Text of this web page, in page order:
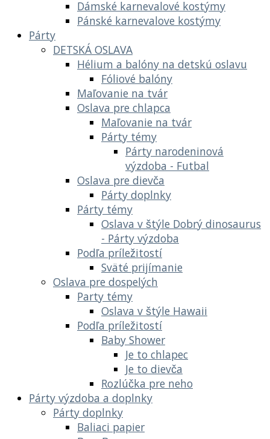
Dámské karnevalové kostýmy
Pánské karnevalove kostýmy
Párty
DETSKÁ OSLAVA
Hélium a balóny na detskú oslavu
Fóliové balóny
Maľovanie na tvár
Oslava pre chlapca
Maľovanie na tvár
Párty témy
Párty narodeninová
výzdoba - Futbal
Oslava pre dievča
Párty doplnky
Párty témy
Oslava v štýle Dobrý dinosaurus
- Párty výzdoba
Podľa príležitostí
Sväté prijímanie
Oslava pre dospelých
Party témy
Oslava v štýle Hawaii
Podľa príležitostí
Baby Shower
Je to chlapec
Je to dievča
Rozlúčka pre neho
Párty výzdoba a doplnky
Párty doplnky
Baliaci papier